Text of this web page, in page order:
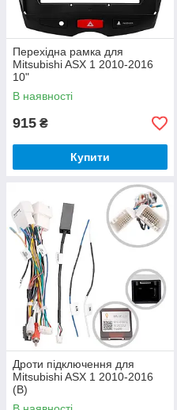
Перехідна рамка для
Mitsubishi ASX 1 2010-2016
10"
В наявності
915 ₴
Купити
Дроти підключення для
Mitsubishi ASX 1 2010-2016
(B)